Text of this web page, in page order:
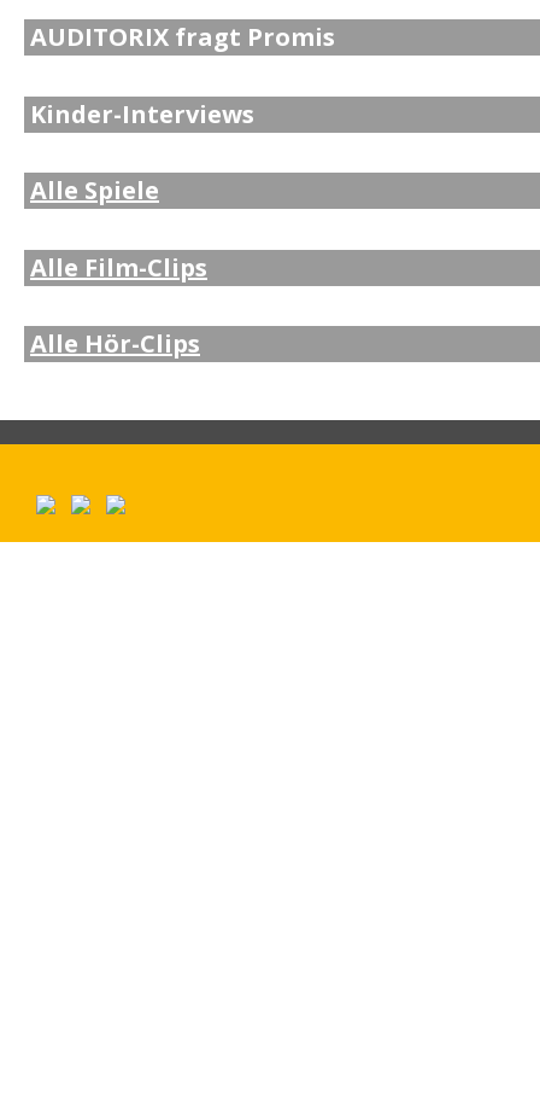
AUDITORIX fragt Promis
Kinder-Interviews
Alle Spiele
Alle Film-Clips
Alle Hör-Clips